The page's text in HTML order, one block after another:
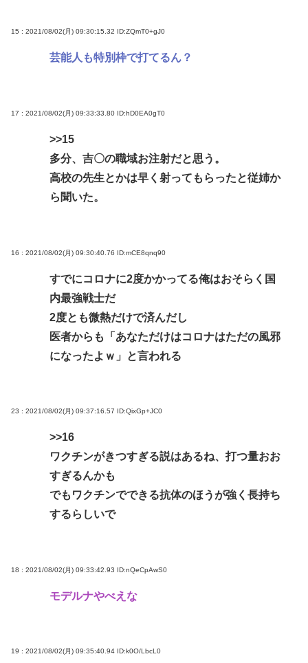
15 : 2021/08/02(月) 09:30:15.32 ID:ZQmT0+gJ0
芸能人も特別枠で打てるん？
17 : 2021/08/02(月) 09:33:33.80 ID:hD0EA0gT0
>>15
多分、吉〇の職域お注射だと思う。
高校の先生とかは早く射ってもらったと従姉か
ら聞いた。
16 : 2021/08/02(月) 09:30:40.76 ID:mCE8qnq90
すでにコロナに2度かかってる俺はおそらく国
内最強戦士だ
2度とも微熱だけで済んだし
医者からも「あなただけはコロナはただの風邪
になったよｗ」と言われる
23 : 2021/08/02(月) 09:37:16.57 ID:QixGp+JC0
>>16
ワクチンがきつすぎる説はあるね、打つ量おお
すぎるんかも
でもワクチンでできる抗体のほうが強く長持ち
するらしいで
18 : 2021/08/02(月) 09:33:42.93 ID:nQeCpAwS0
モデルナやべえな
19 : 2021/08/02(月) 09:35:40.94 ID:k0O/LbcL0